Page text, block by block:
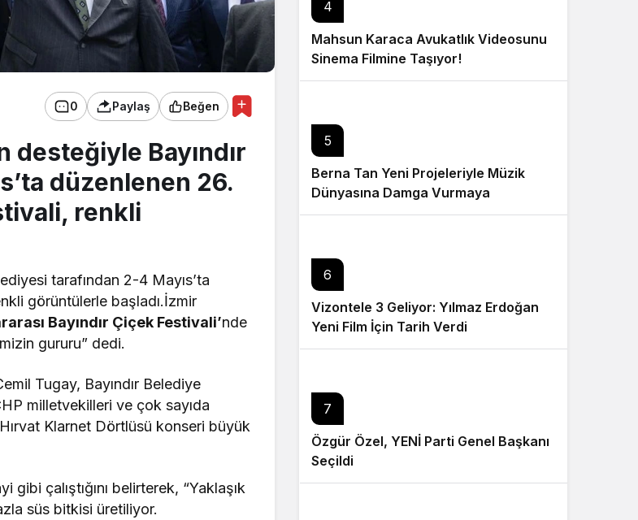
0 Paylaş Beğen
Bayındır
düzenlenen 26.
renkli
tarafından 2-4 Mayıs’ta
görüntülerle başladı.İzmir
Bayındır Çiçek Festivali’nde
gururu” dedi.
Tugay, Bayındır Belediye
milletvekilleri ve çok sayıda
Klarnet Dörtlüsü konseri büyük
gibi çalıştığını belirterek, “Yaklaşık
süs bitkisi üretiliyor.
4
Mahsun Karaca Avukatlık Videosunu
Sinema Filmine Taşıyor!
5
Berna Tan Yeni Projeleriyle Müzik
Dünyasına Damga Vurmaya
Hazırlanıyor
6
Vizontele 3 Geliyor: Yılmaz Erdoğan
Yeni Film İçin Tarih Verdi
7
Özgür Özel, YENİ Parti Genel Başkanı
Seçildi